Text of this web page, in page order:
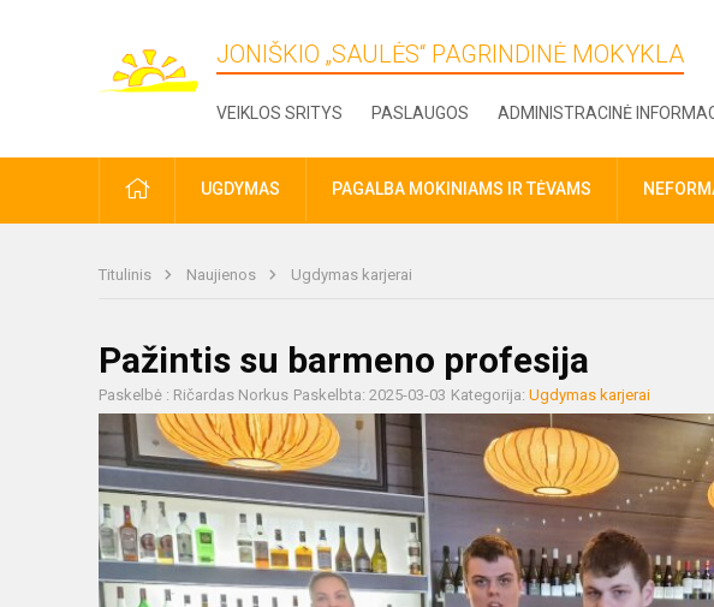
JONIŠKIO „SAULĖS“ PAGRINDINĖ MOKYKLA
VEIKLOS SRITYS PASLAUGOS ADMINISTRACINĖ
PRADŽIAUGDYMAS PAGALBA MOKINIAMS IR TĖVAMS
Titulinis Naujienos Ugdymas karjerai
Pažintis su barmeno profesija
Paskelbė : Ričardas Norkus Paskelbta: 2025-03-03 Kategorija: Ugdymas karjerai